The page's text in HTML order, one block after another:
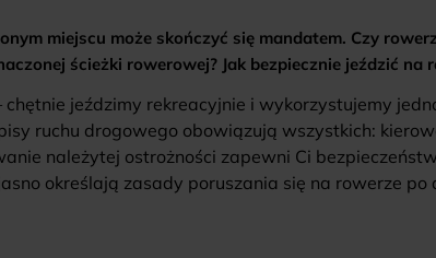
miejscu może skończyć się mandatem. Czy
ścieżki rowerowej? Jak bezpiecznie jeździć na
jeździmy rekreacyjnie i wykorzystujemy
ruchu drogowego obowiązują wszystkich:
należytej ostrożności zapewni Ci
określają zasady poruszania się na rowerze po